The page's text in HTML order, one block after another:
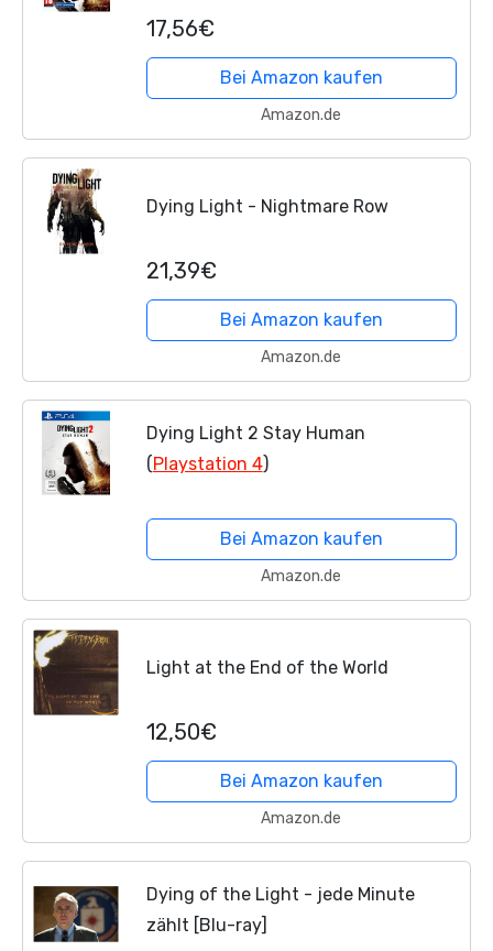
17,56€
Bei Amazon kaufen
Amazon.de
Dying Light - Nightmare Row
21,39€
Bei Amazon kaufen
Amazon.de
Dying Light 2 Stay Human
(Playstation 4)
Bei Amazon kaufen
Amazon.de
Light at the End of the World
12,50€
Bei Amazon kaufen
Amazon.de
Dying of the Light - jede Minute
zählt [Blu-ray]